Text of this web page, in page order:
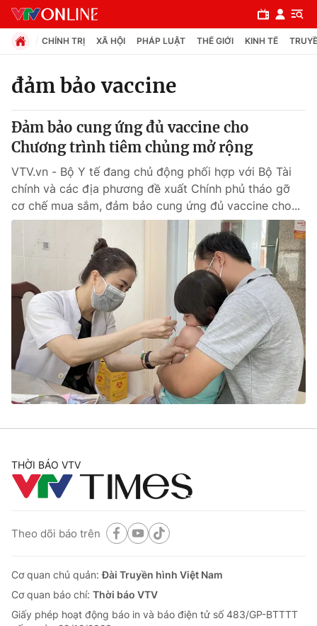
Chuyên mục
Chính trị
Xã hội
Pháp luật
Thế giới
Tin tức
Thế giới đó đây
Câu chuyện quốc tế
Kinh tế
Tài chính
Thị trường
Góc doanh nghiệp
Dữ liệu và đời sống
Truyền hình
Phim VTV
Hậu trường
Giải sao mai
Giải trí
Điện ảnh
Âm nhạc
Du lịch
Làm đẹp
Chất lượng cuộc sống
Tuyển sinh
Học trực tuyến
Công nghệ
Hitech Công nghệ tương lai
CHÍNH TRỊ XÃ HỘI PHÁP LUẬT THẾ GIỚI KINH TẾ
đảm bảo vaccine
Đảm bảo cung ứng đủ vaccine cho
Chương trình tiêm chủng mở rộng
VTV.vn - Bộ Y tế đang chủ động phối hợp với Bộ Tài
chính và các địa phương đề xuất Chính phủ tháo gỡ
cơ chế mua sắm, đảm bảo cung ứng đủ vaccine cho...
THỜI BÁO VTV
Theo dõi báo trên
Cơ quan chủ quản:Đài Truyền hình Việt Nam
Cơ quan báo chí: Thời báo VTV
Giấy phép hoạt động báo in và báo điện tử số 483/GP-BTTTT